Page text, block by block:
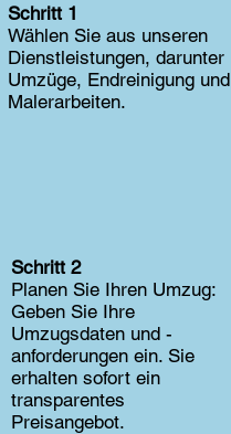
Schritt 1
Wählen Sie aus unseren
Dienstleistungen, darunter
Umzüge, Endreinigung und
Malerarbeiten.
Schritt 2
Planen Sie Ihren Umzug:
Geben Sie Ihre
Umzugsdaten und -
anforderungen ein. Sie
erhalten sofort ein
transparentes
Preisangebot.